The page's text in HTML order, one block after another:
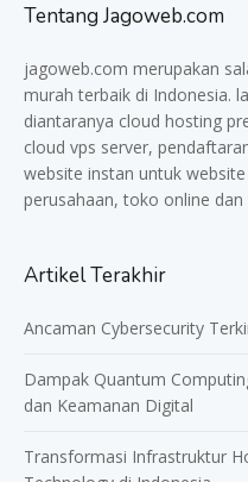
Tentang Jagoweb.com
jagoweb.com merupakan
murah terbaik di Indonesia.
diantaranya cloud hosting
cloud vps server,
website instan untuk
perusahaan, toko online
Artikel Terakhir
Ancaman Cybersecurity
Dampak Quantum
dan Keamanan Digital
Transformasi Infrastruktur